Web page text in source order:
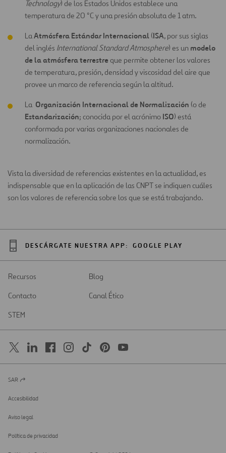
Technology) de los Estados Unidos establece una
temperatura de 20 °C y una presión absoluta de 1 atm.
LaAtmósfera Estándar Internacional (ISA, por sus siglas
del inglés International Standard Atmosphere) es un modelo
de la atmósfera terrestre que permite obtener los valores
de temperatura, presión, densidad y viscosidad del aire que
provee un marco de referencia según la altitud.
La Organización Internacional de Normalización (o de
Estandarización; conocida por el acrónimo ISO) está
conformada por varias organizaciones nacionales de
normalización.
Vista la diversidad de referencias existentes en la actualidad, es
indispensable que en la aplicación de las CNPT se indiquen cuáles
son los valores de referencia sobre los que se está trabajando.
DESCÁRGATE NUESTRA APP: GOOGLE PLAY
Recursos
Blog
Contacto
Canal Ético
STEM
Abrir
una
nueva
SAR
Accesibilidad
Aviso legal
Política de privacidad